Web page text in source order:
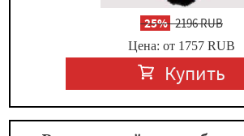
-25%2196 RUB
Цена: от 1757 RUB
Купить